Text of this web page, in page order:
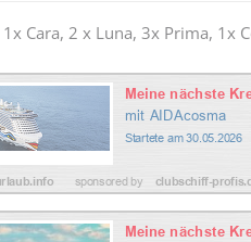
Cara, 2 x Luna, 3x Prima, 1x